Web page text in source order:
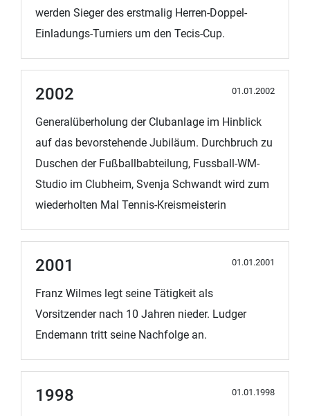
werden Sieger des erstmalig Herren-Doppel-
Einladungs-Turniers um den Tecis-Cup.
01.01.2002
2002
Generalüberholung der Clubanlage im Hinblick
auf das bevorstehende Jubiläum. Durchbruch zu
Duschen der Fußballbabteilung, Fussball-WM-
Studio im Clubheim, Svenja Schwandt wird zum
wiederholten Mal Tennis-Kreismeisterin
01.01.2001
2001
Franz Wilmes legt seine Tätigkeit als
Vorsitzender nach 10 Jahren nieder. Ludger
Endemann tritt seine Nachfolge an.
01.01.1998
1998